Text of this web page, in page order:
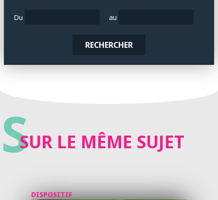
Du au
RECHERCHER
SSUR LE MÊME SUJET
DISPOSITIF